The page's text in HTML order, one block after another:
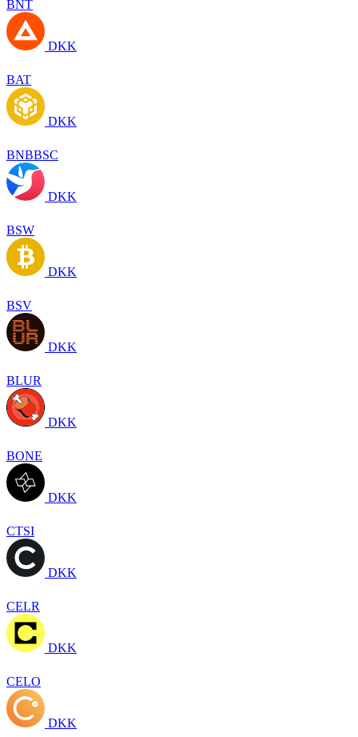
BNT
DKK
BAT
DKK
BNBBSC
DKK
BSW
DKK
BSV
DKK
BLUR
DKK
BONE
DKK
CTSI
DKK
CELR
DKK
CELO
DKK